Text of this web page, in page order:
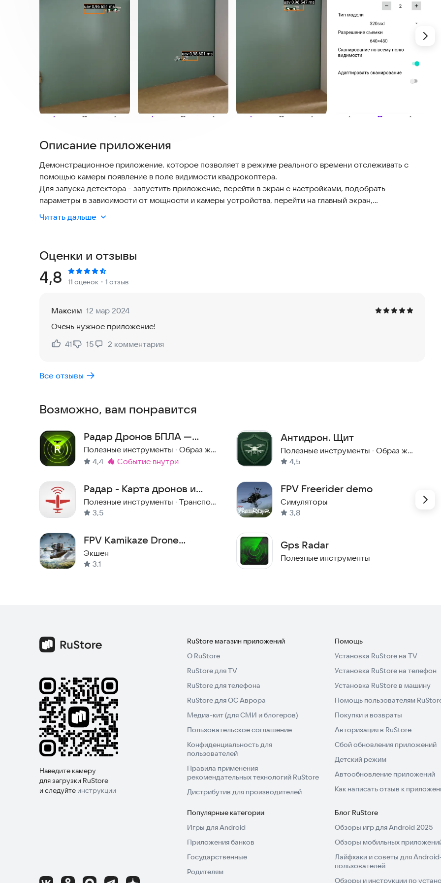
Описание приложения
Демонстрационное приложение, которое позволяет в режиме реального времени отслеживать с
помощью камеры появление в поле видимости квадрокоптера.
Для запуска детектора - запустить приложение, перейти в экран с настройками, подобрать
параметры в зависимости от мощности и камеры устройства, перейти на главный экран,
ориентировать камеру в направлении предполагаемого появления дрона, включить звук, если нужно.
Важно: К сожалению точность распознавания напрямую зависит от качества камеры и видео и
квадрокоптер или наоборот ложно срабатывать. Приложение представлено в ознакомительных
целях.
Читать дальше
Оценки и отзывы
Рейтинг:
4,8 11 оценок ・1 отзыв
Максим 12 мар 2024
Очень нужное приложение!
Нравится:
41
Не нравится:
15 2 комментария
Все отзывы
Возможно, вам понравится
Радар Дронов БПЛА —
Карта + Оповещения
Полезные инструменты · Образ жизни
4,4
Метка:
событие внутри
Радар - Карта дронов и
БПЛА с оповещением
Полезные инструменты · Транспорт и навигация
3,5
FPV Kamikaze Drone
Simulator
Экшен
3,1
Антидрон. Щит
Полезные инструменты · Образ жизни
4,5
FPV Freerider demo
Симуляторы
3,8
Gps Radar
Полезные инструменты
Наведите камеру
для загрузки RuStore
и следуйте инструкции
RuStore магазин приложений
О RuStore
RuStore для TV
RuStore для телефона
RuStore для ОС Аврора
Медиа-кит (для СМИ и блогеров)
Пользовательское соглашение
Конфиденциальность для
пользователей
Правила применения
рекомендательных технологий RuStore
Дистрибутив для производителей
Помощь
Установка RuStore на TV
Установка RuStore на телефон
Установка RuStore в машину
Помощь пользователям
Покупки и возвраты
Авторизация в RuStore
Сбой обновления приложений
Детский режим
Автообновление приложений
Как написать отзыв к
Популярные категории
Игры для Android
Приложения банков
Государственные
Родителям
Блог RuStore
Обзоры игр для Android 2025
Обзоры мобильных
Лайфхаки и советы для
пользователей
Обзоры и инструкции по